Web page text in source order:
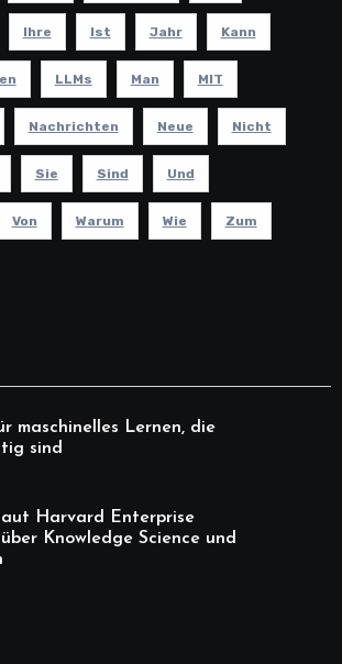
Ihre Ist Jahr Kann
LLMs Man MIT
Nachrichten Neue Nicht
Sie Sind Und
Von Warum Wie Zum
maschinelles Lernen, die
sind
Harvard Enterprise
Knowledge Science und